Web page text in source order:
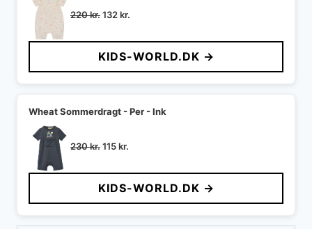
220kr.Den
pris
var:
220 kr..
132kr.
pris
er:
132 kr..
KIDS-WORLD.DK →
Wheat Sommerdragt - Per - Ink
230kr.Den
pris
var:
230 kr..
115kr.
pris
er:
115 kr..
KIDS-WORLD.DK →